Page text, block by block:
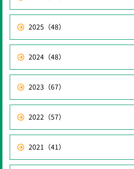
2025 （48）
2024 （48）
2023 （67）
2022 （57）
2021 （41）